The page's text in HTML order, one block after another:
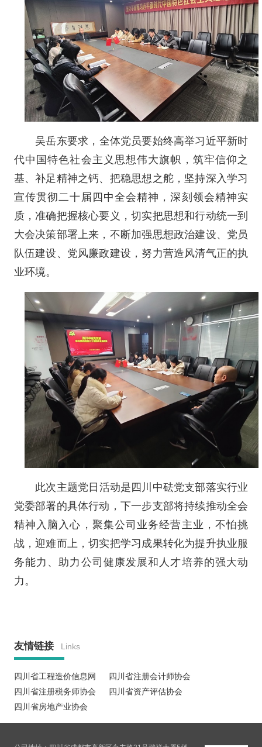
吴岳东要求，全体党员要始终高举习近平新时
代中国特色社会主义思想伟大旗帜，筑牢信仰之
基、补足精神之钙、把稳思想之舵，坚持深入学习
宣传贯彻二十届四中全会精神，深刻领会精神实
质，准确把握核心要义，切实把思想和行动统一到
大会决策部署上来，不断加强思想政治建设、党员
队伍建设、党风廉政建设，努力营造风清气正的执
业环境。
此次主题党日活动是四川中砝党支部落实行业
党委部署的具体行动，下一步支部将持续推动全会
精神入脑入心，聚集公司业务经营主业，不怕挑
战，迎难而上，切实把学习成果转化为提升执业服
务能力、助力公司健康发展和人才培养的强大动
力。
友情链接 Links
四川省工程造价信息网
四川省注册会计师协会
四川省注册税务师协会
四川省资产评估协会
四川省房地产业协会